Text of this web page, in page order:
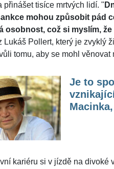
přinášet tisíce mrtvých lidí. "
mohou způsobit pád
osobnost, což si myslím,
Lukáš Pollert, který je zvyklý
tomu, aby se mohl
Je to
kariéru si v jízdě na divoké